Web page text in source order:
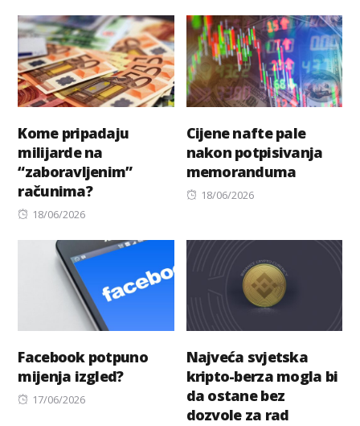
Kome pripadaju
milijarde na
“zaboravljenim”
računima?
Posted
18/06/2026
Cijene nafte pale
nakon potpisivanja
memoranduma
Posted
18/06/2026
Facebook potpuno
mijenja izgled?
Posted
17/06/2026
Najveća svjetska
kripto-berza mogla bi
da ostane bez
dozvole za rad